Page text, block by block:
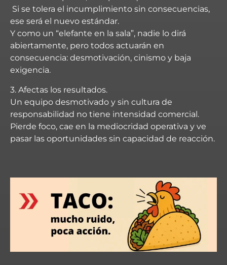
Si se tolera el incumplimiento sin consecuencias,
ese será el nuevo estándar.
Y como un “elefante en la sala”, nadie lo dirá
abiertamente, pero todos actuarán en
consecuencia: desmotivación, cinismo y baja
exigencia.
3. Afectas los resultados.
Un equipo desmotivado y sin cultura de
responsabilidad no tiene intensidad comercial.
Pierde foco, cae en la mediocridad operativa y ve
pasar las oportunidades sin capacidad de reacción.